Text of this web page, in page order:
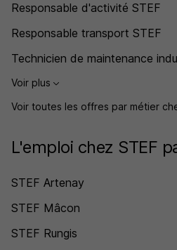
Responsable d'activité STEF
Responsable transport STEF
Technicien de maintenance
Voir plus
Voir toutes les offres par métier
L'emploi chez STEF
STEF Artenay
STEF Mâcon
STEF Rungis